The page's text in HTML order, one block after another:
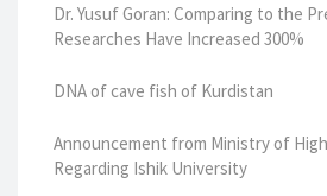
Dr. Yusuf Goran: Comparing to the
Researches Have Increased 300%
DNA of cave fish of Kurdistan
Announcement from Ministry of
Regarding Ishik University